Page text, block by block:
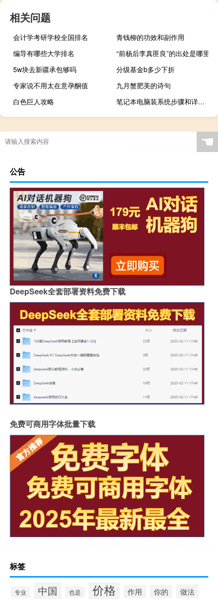
相关问题
会计学考研学校全国排名
青钱柳的功效和副作用
编导有哪些大学排名
“前杨后李真匪良”的出处是哪里
5w块去新疆承包够吗
分级基金b多少下折
专家说不用太在意孕酮值
九月蟹肥美的诗句
白色巨人攻略
笔记本电脑装系统步骤和详细教程
☚
公告
DeepSeek全套部署资料免费下载
免费可商用字体批量下载
标签
专业 中国 也是 价格 作用 你的 做法